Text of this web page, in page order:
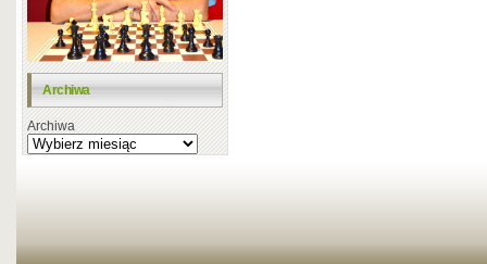
Archiwa
Archiwa